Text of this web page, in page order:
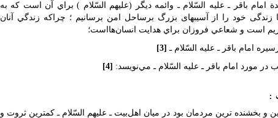
امام باقر ـ عليه السّلام ـ وائمه دیگر (عليهم السّلام ) براي آن است که به
خود را از آسیبهای بزرگ برساحل امن برسانیم ؛ چراکه زندگي آنان
است و شعاعي فروزان براي هدايت انسان‌هااست؛
امام باقر ـ عليه السّلام ـ [3]
مورد امام باقر ـ عليه السّلام ـ مي‌نويسد: [4]
و بخشنده ترين مردمان بود در ميان اهل‌بيت ـ عليهم السّلام ـ كمترين ثروت و